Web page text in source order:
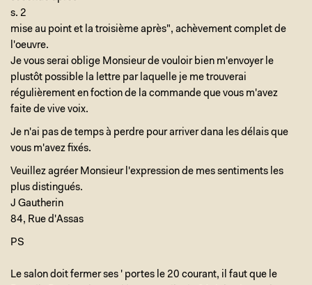
s. 2
mise au point et la troisième après", achèvement complet de
l'oeuvre.
Je vous serai oblige Monsieur de vouloir bien m'envoyer le
plustôt possible la lettre par laquelle je me trouverai
régulièrement en foction de la commande que vous m'avez
faite de vive voix.
Je n'ai pas de temps à perdre pour arriver dana les délais que
vous m'avez fixés.
Veuillez agréer Monsieur l'expression de mes sentiments les
plus distingués.
J Gautherin
84, Rue d'Assas
PS
Le salon doit fermer ses ' portes le 20 courant, il faut que le